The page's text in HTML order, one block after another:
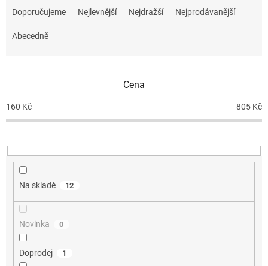
o
d
k
t
Doporučujeme Nejlevnější Nejdražší Nejprodávanější
Abecedně
Cena
160 Kč 805 Kč
Na skladě 12
Novinka 0
Doprodej 1